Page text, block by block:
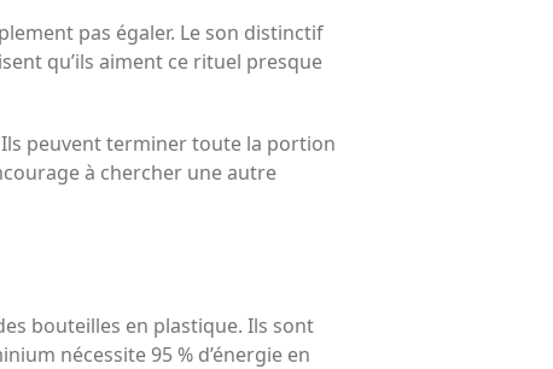
pas égaler. Le son distinctif
qu’ils aiment ce rituel presque
peuvent terminer toute la portion
à chercher une autre
bouteilles en plastique. Ils sont
nécessite 95 % d’énergie en